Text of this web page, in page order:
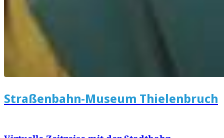
Straßenbahn-Museum Thielenbruch